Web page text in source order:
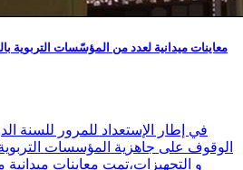
معاينات ميدانية لعدد من المؤسّسات التربوية
الوقوف على جاهزية المؤسسات
و التجهيزات،تمت معاينات